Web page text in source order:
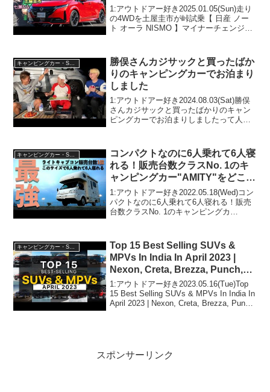
更点や内外装を徹底解説
1:アウトドアー好き2025.01.05(Sun)走り
の4WDを土屋圭市が峠試乗【 日産 ノー
ト オーラ NISMO 】マイナーチェンジで
で！！2:アウトドアー好き2025...
キャンピングカー・SUV人気車種
勝俣さんカジサックと買ったばか
りのキャンピングカーでお泊まり
しました
1:アウトドアー好き2024.08.03(Sat)勝俣
さんカジサックと買ったばかりのキャン
ピングカーでお泊まりしましたって人気
は注目です！3:アウトド...
キャンピングカー・SUV人気車種
コンパクトなのに6人乗れて6人寝
れる！販売台数クラスNo. 1のキ
ャンピングカー"AMITY"をどこよ
りも詳しくご紹介！
1:アウトドアー好き2022.05.18(Wed)コン
パクトなのに6人乗れて6人寝れる！販売
台数クラスNo. 1のキャンピングカ
で！！2:アウトドアー好き2022....
Top 15 Best Selling SUVs &
MPVs In India In April 2023 |
Nexon, Creta, Brezza, Punch,
Eeco & Venue
1:アウトドアー好き2023.05.16(Tue)Top
15 Best Selling SUVs & MPVs In India In
April 2023 | Nexon, Creta, Brezza, Punch,
スポンサーリンク